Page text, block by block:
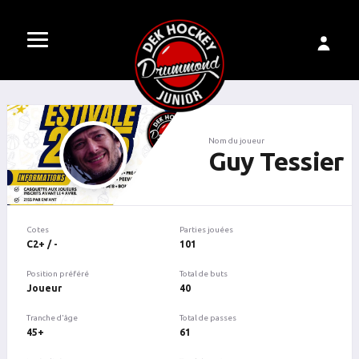
Nom du joueur
Guy Tessier
Cotes
C2+ / -
Position préféré
Joueur
Tranche d'âge
45+
Parties jouées
101
Total de buts
40
Total de passes
61